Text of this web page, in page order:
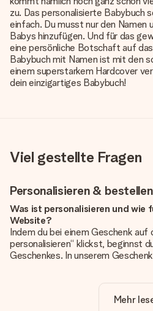
zu. Daspersonalisierte Babybuch
einfach. Du musst nur den Namen
Babys hinzufügen. Und für das
eine persönliche Botschaft auf
Babybuch mit Namen ist mit den
einem superstarkem Hardcover
dein einzigartiges Babybuch!
Viel gestellte Fragen
Personalisieren & bestellen
Was ist personalisieren und
Website?
Indem du bei einem Geschenk auf
personalisieren“ klickst, beginnst
Geschenkes. In unserem
noch eines unserer angebotenen
Geschenk die perfekte
Mehr